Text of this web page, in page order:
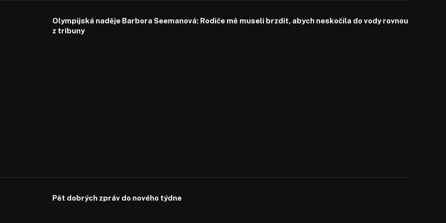
Olympijská naděje Barbora Seemanová: Rodiče mě museli brzdit, abych neskočila do vody rovnou
z tribuny
Pět dobrých zpráv do nového týdne